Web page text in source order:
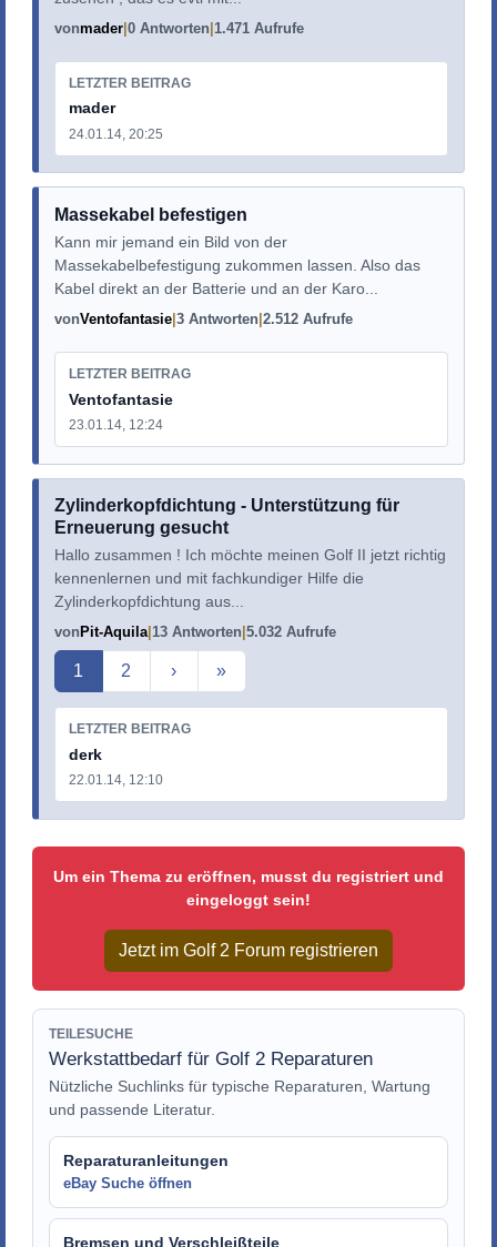
vonmader 0 Antworten 1.471 Aufrufe
LETZTER BEITRAG
mader
24.01.14, 20:25
Massekabel befestigen
Kann mir jemand ein Bild von der
Massekabelbefestigung zukommen lassen. Also das
Kabel direkt an der Batterie und an der Karo...
vonVentofantasie 3 Antworten 2.512 Aufrufe
LETZTER BEITRAG
Ventofantasie
23.01.14, 12:24
Zylinderkopfdichtung - Unterstützung für
Erneuerung gesucht
Hallo zusammen ! Ich möchte meinen Golf II jetzt richtig
kennenlernen und mit fachkundiger Hilfe die
Zylinderkopfdichtung aus...
von Pit-Aquila 13 Antworten 5.032 Aufrufe
Aktuelle Seite
1 2 › »
LETZTER BEITRAG
derk
22.01.14, 12:10
Um ein Thema zu eröffnen, musst du registriert und
eingeloggt sein!
Jetzt im Golf 2 Forum registrieren
TEILESUCHE
Werkstattbedarf für Golf 2 Reparaturen
Nützliche Suchlinks für typische Reparaturen, Wartung
und passende Literatur.
Reparaturanleitungen
eBay Suche öffnen
Bremsen und Verschleißteile